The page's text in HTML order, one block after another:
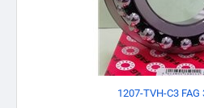
1207-TVH-C3 FAG